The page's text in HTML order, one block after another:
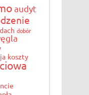
audyt
dach dobór
koszty